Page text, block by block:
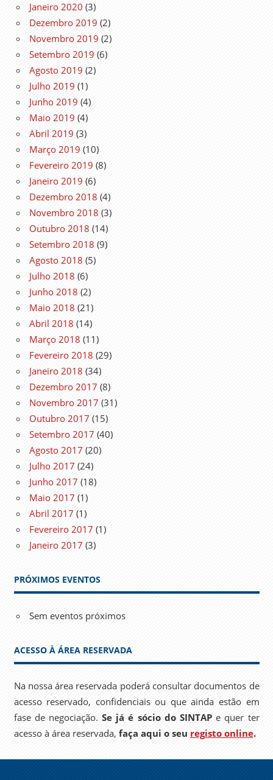
Janeiro 2020 (3)
Dezembro 2019 (2)
Novembro 2019 (2)
Setembro 2019 (6)
Agosto 2019 (2)
Julho 2019 (1)
Junho 2019 (4)
Maio 2019 (4)
Abril 2019 (3)
Março 2019 (10)
Fevereiro 2019 (8)
Janeiro 2019 (6)
Dezembro 2018 (4)
Novembro 2018 (3)
Outubro 2018 (14)
Setembro 2018 (9)
Agosto 2018 (5)
Julho 2018 (6)
Junho 2018 (2)
Maio 2018 (21)
Abril 2018 (14)
Março 2018 (11)
Fevereiro 2018 (29)
Janeiro 2018 (34)
Dezembro 2017 (8)
Novembro 2017 (31)
Outubro 2017 (15)
Setembro 2017 (40)
Agosto 2017 (20)
Julho 2017 (24)
Junho 2017 (18)
Maio 2017 (1)
Abril 2017 (1)
Fevereiro 2017 (1)
Janeiro 2017 (3)
PRÓXIMOS EVENTOS
Sem eventos próximos
ACESSO À ÁREA RESERVADA
Na nossa área reservada poderá consultar documentos de
acesso reservado, confidenciais ou que ainda estão em
fase de negociação.Se já é sócio do SINTAPe quer ter
acesso à área reservada, faça aqui o seu registo online.